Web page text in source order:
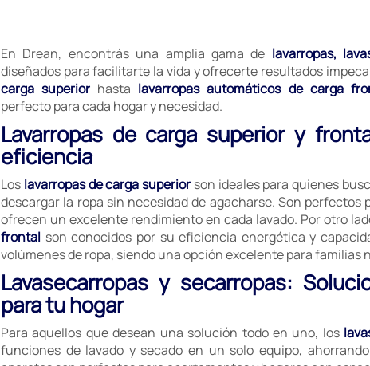
En Drean, encontrás una amplia gama de lavarropas,
diseñados para facilitarte la vida y ofrecerte resultados
carga superior hasta lavarropas automáticos de carga
perfecto para cada hogar y necesidad.
Lavarropas de carga superior y
eficiencia
Los lavarropas de carga superior son ideales para quienes
descargar la ropa sin necesidad de agacharse. Son perfectos
ofrecen un excelente rendimiento en cada lavado. Por otro
frontal son conocidos por su eficiencia energética y
volúmenes de ropa, siendo una opción excelente para familias
Lavasecarropas y secarropas:
para tu hogar
Para aquellos que desean una solución todo en uno, los
funciones de lavado y secado en un solo equipo,